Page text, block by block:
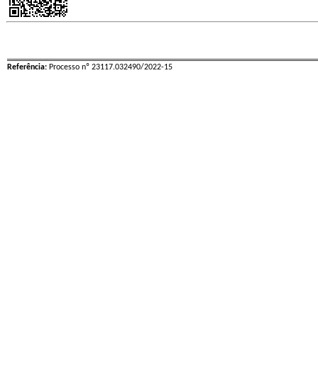
Referência: Processo nº 23117.032490/2022-15